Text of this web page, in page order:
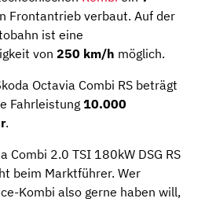
Frontantrieb verbaut. Auf der
ist eine
von 250 km/h möglich.
Octavia Combi RS beträgt
Fahrleistung 10.000
.
Combi 2.0 TSI 180kW DSG RS
beim Marktführer. Wer
Kombi also gerne haben will,